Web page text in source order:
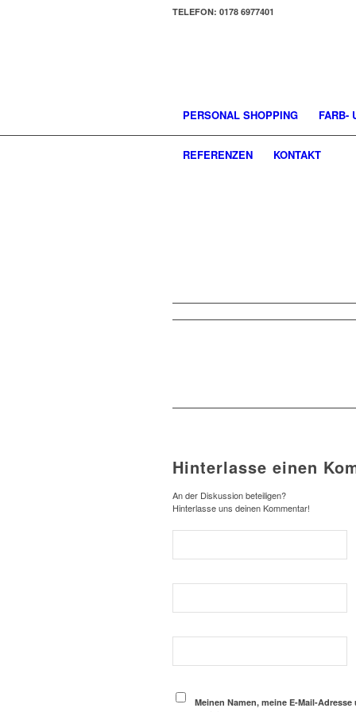
TELEFON: 0178 6977401
PERSONAL SHOPPING FARB-
REFERENZEN KONTAKT
Hinterlasse einen
An der Diskussion beteiligen?
Hinterlasse uns deinen Kommentar!
Meinen Namen, meine E-Mail-